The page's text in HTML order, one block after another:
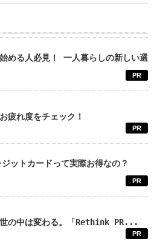
める人必見！ 一人暮らしの新しい選
PR
疲れ度をチェック！
PR
ットカードって実際お得なの？
PR
世の中は変わる。「Rethink PR...
PR